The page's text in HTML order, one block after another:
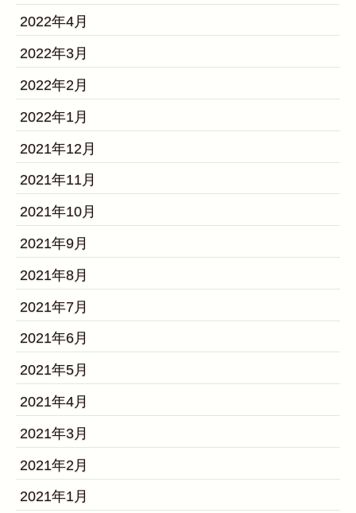
2022年4月
2022年3月
2022年2月
2022年1月
2021年12月
2021年11月
2021年10月
2021年9月
2021年8月
2021年7月
2021年6月
2021年5月
2021年4月
2021年3月
2021年2月
2021年1月